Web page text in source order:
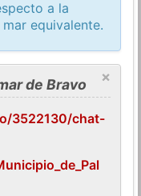
a la
equivalente.
×
de Bravo
3522130/chat-